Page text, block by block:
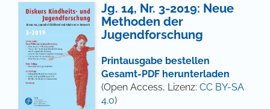
Jg. 14, Nr. 3-2019: Neue
Methoden der
Jugendforschung
Printausgabe bestellen
Gesamt-PDF herunterladen
(Open Access, Lizenz: CC BY-SA
4.0)